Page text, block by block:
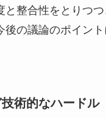
と整合性をとりつ
後の議論のポイン
術的なハードル